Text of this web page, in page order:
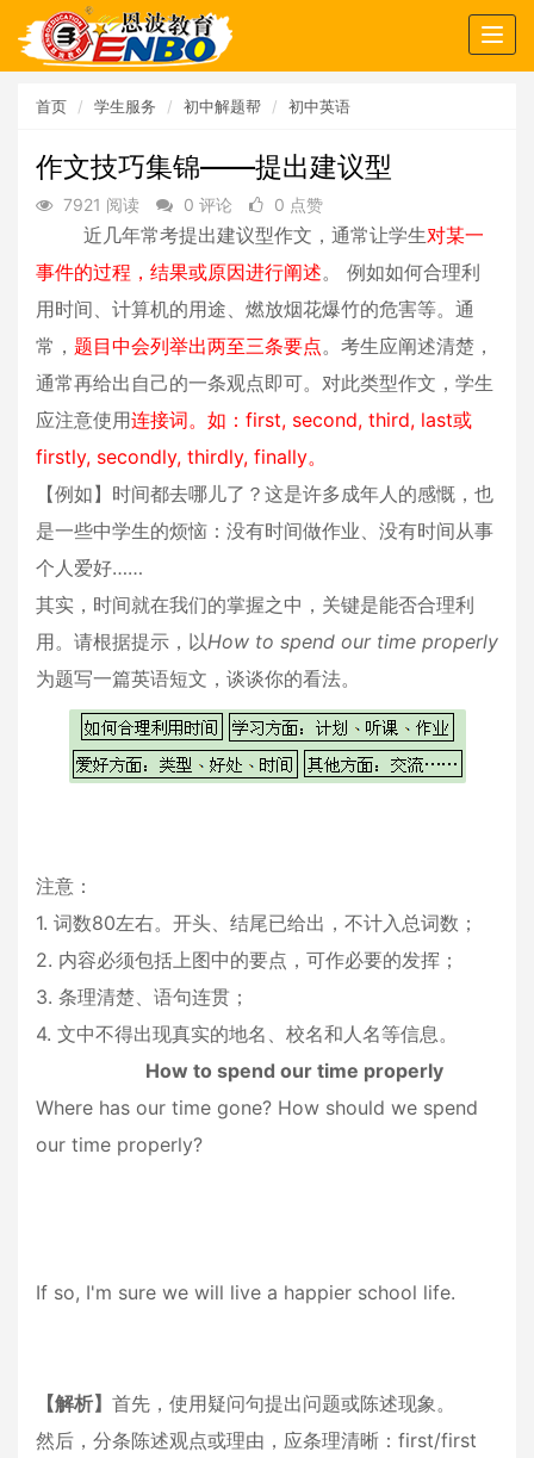
首页 学生服务 初中解题帮 初中英语
作文技巧集锦——提出建议型
7921 阅读 0 评论 0 点赞
近几年常考提出建议型作文，通常让学生对某一
事件的过程，结果或原因进行阐述。 例如如何合理利
用时间、计算机的用途、燃放烟花爆竹的危害等。通
常， 题目中会列举出两至三条要点。考生应阐述清楚，
通常再给出自己的一条观点即可。对此类型作文，学生
应注意使用连接词。如：first, second, third, last或
firstly, secondly, thirdly, finally。
【例如】时间都去哪儿了？这是许多成年人的感慨，也
是一些中学生的烦恼：没有时间做作业、没有时间从事
个人爱好……
其实，时间就在我们的掌握之中，关键是能否合理利
用。请根据提示，以How to spend our time properly
为题写一篇英语短文，谈谈你的看法。
注意：
1. 词数80左右。开头、结尾已给出，不计入总词数；
2. 内容必须包括上图中的要点，可作必要的发挥；
3. 条理清楚、语句连贯；
4. 文中不得出现真实的地名、校名和人名等信息。
How to spend our time properly
Where has our time gone? How should we spend
our time properly?
If so, I'm sure we will live a happier school life.
【解析】 首先，使用疑问句提出问题或陈述现象。
然后，分条陈述观点或理由，应条理清晰：first/first